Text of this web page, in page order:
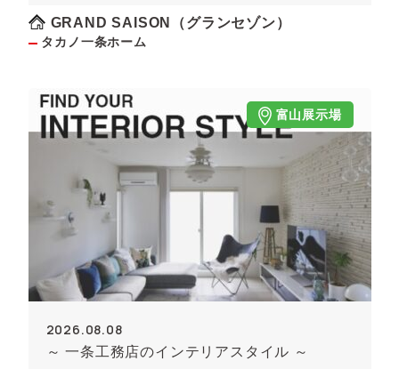
GRAND SAISON（グランセゾン）
タカノ一条ホーム
富山展示場
2026.08.08
～ 一条工務店のインテリアスタイル ～